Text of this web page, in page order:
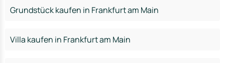
Grundstück kaufen in Frankfurt am Main
Villa kaufen in Frankfurt am Main